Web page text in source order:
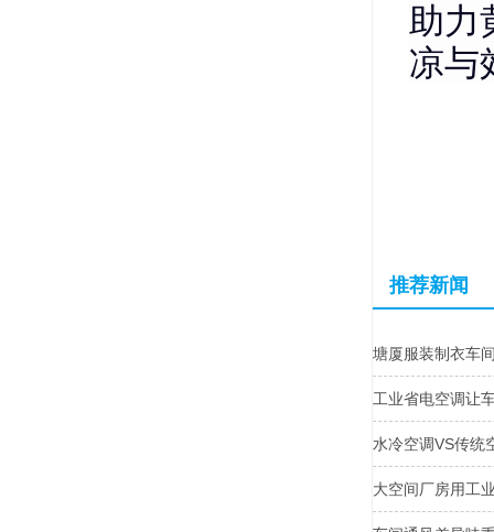
助力
凉与
推荐新闻
塘厦服装制衣车
工业省电空调让
水冷空调VS传
大空间厂房用工